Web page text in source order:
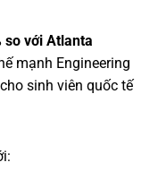
so với Atlanta
mạnh Engineering
sinh viên quốc tế